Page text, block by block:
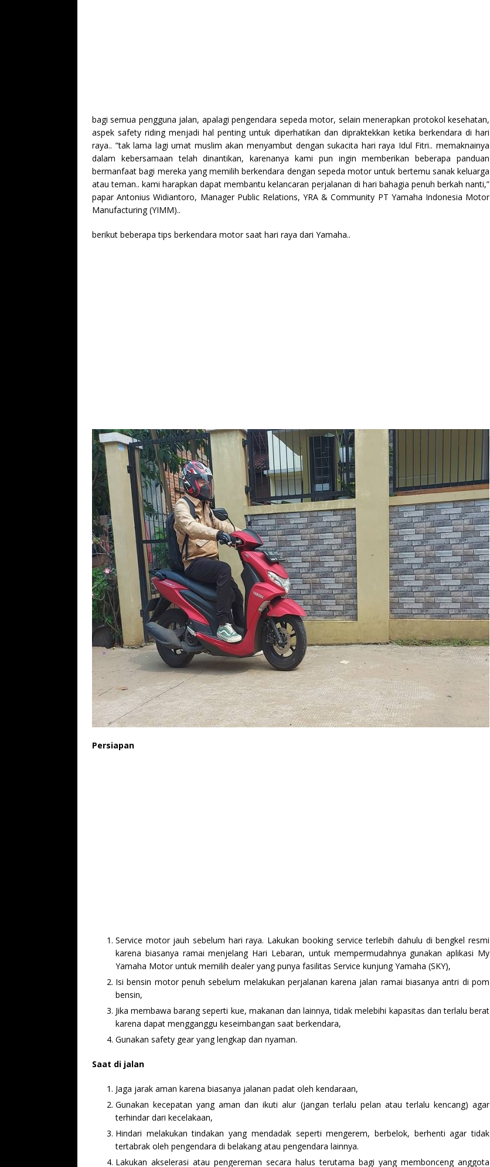
bagi semua pengguna jalan, apalagi pengendara sepeda motor, selain menerapkan protokol kesehatan,
aspek safety riding menjadi hal penting untuk diperhatikan dan dipraktekkan ketika berkendara di hari
raya.. ”tak lama lagi umat muslim akan menyambut dengan sukacita hari raya Idul Fitri.. memaknainya
dalam kebersamaan telah dinantikan, karenanya kami pun ingin memberikan beberapa panduan
bermanfaat bagi mereka yang memilih berkendara dengan sepeda motor untuk bertemu sanak keluarga
atau teman.. kami harapkan dapat membantu kelancaran perjalanan di hari bahagia penuh berkah nanti,”
papar Antonius Widiantoro, Manager Public Relations, YRA & Community PT Yamaha Indonesia Motor
Manufacturing (YIMM)..
berikut beberapa tips berkendara motor saat hari raya dari Yamaha..
Persiapan
Service motor jauh sebelum hari raya. Lakukan booking service terlebih dahulu di bengkel resmi
karena biasanya ramai menjelang Hari Lebaran, untuk mempermudahnya gunakan aplikasi My
Yamaha Motor untuk memilih dealer yang punya fasilitas Service kunjung Yamaha (SKY),
Isi bensin motor penuh sebelum melakukan perjalanan karena jalan ramai biasanya antri di pom
bensin,
Jika membawa barang seperti kue, makanan dan lainnya, tidak melebihi kapasitas dan terlalu berat
karena dapat mengganggu keseimbangan saat berkendara,
Gunakan safety gear yang lengkap dan nyaman.
Saat di jalan
Jaga jarak aman karena biasanya jalanan padat oleh kendaraan,
Gunakan kecepatan yang aman dan ikuti alur (jangan terlalu pelan atau terlalu kencang) agar
terhindar dari kecelakaan,
Hindari melakukan tindakan yang mendadak seperti mengerem, berbelok, berhenti agar tidak
tertabrak oleh pengendara di belakang atau pengendara lainnya.
Lakukan akselerasi atau pengereman secara halus terutama bagi yang membonceng anggota